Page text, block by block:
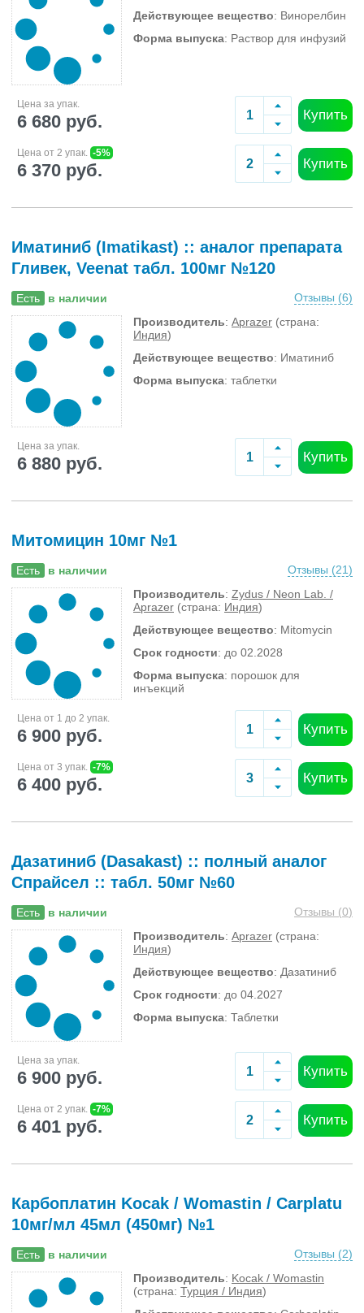
Действующее вещество: Винорелбин
Форма выпуска: Раствор для инфузий
Цена за упак.
6 680 руб. Купить
Цена от 2 упак. -5%
6 370 руб. Купить
Иматиниб (Imatikast) :: аналог препарата
Гливек, Veenat табл. 100мг №120
Есть в наличии Отзывы (6)
Производитель: Aprazer (страна:
Индия)
Действующее вещество: Иматиниб
Форма выпуска: таблетки
Цена за упак.
6 880 руб. Купить
Митомицин 10мг №1
Есть в наличии Отзывы (21)
Производитель: Zydus / Neon Lab. /
Aprazer (страна: Индия)
Действующее вещество: Mitomycin
Срок годности: до 02.2028
Форма выпуска: порошок для
инъекций
Цена от 1 до 2 упак.
6 900 руб. Купить
Цена от 3 упак. -7%
6 400 руб. Купить
Дазатиниб (Dasakast) :: полный аналог
Спрайсел :: табл. 50мг №60
Есть в наличии Отзывы (0)
Производитель: Aprazer (страна:
Индия)
Действующее вещество: Дазатиниб
Срок годности: до 04.2027
Форма выпуска: Таблетки
Цена за упак.
6 900 руб. Купить
Цена от 2 упак. -7%
6 401 руб. Купить
Карбоплатин Kocak / Womastin / Carplatu
10мг/мл 45мл (450мг) №1
Есть в наличии Отзывы (2)
Производитель: Kocak / Womastin
(страна: Турция / Индия)